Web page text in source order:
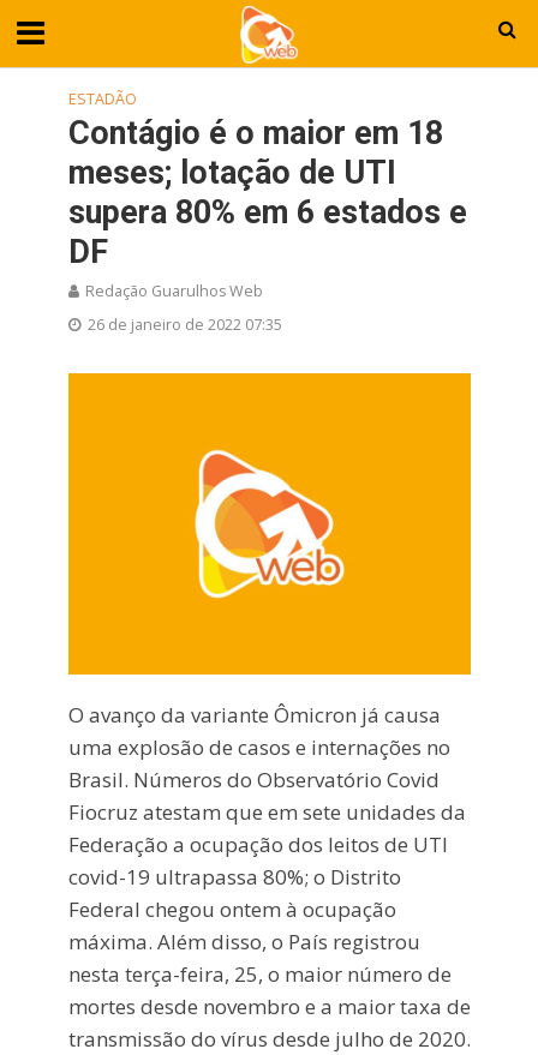
ESTADÃO
Contágio é o maior em 18
meses; lotação de UTI
supera 80% em 6 estados e
DF
Redação Guarulhos Web
26 de janeiro de 2022 07:35
O avanço da variante Ômicron já causa
uma explosão de casos e internações no
Brasil. Números do Observatório Covid
Fiocruz atestam que em sete unidades da
Federação a ocupação dos leitos de UTI
covid-19 ultrapassa 80%; o Distrito
Federal chegou ontem à ocupação
máxima. Além disso, o País registrou
nesta terça-feira, 25, o maior número de
mortes desde novembro e a maior taxa de
transmissão do vírus desde julho de 2020.